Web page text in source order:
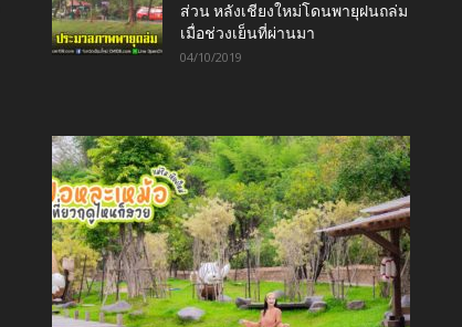
ส่วน หลังเชียงใหม่โดนพายุฝนถล่ม
เมื่อช่วงเย็นที่ผ่านมา
04/10/2019